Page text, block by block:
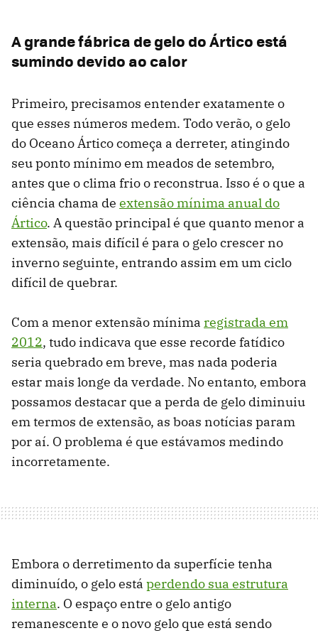
A grande fábrica de gelo do Ártico está
sumindo devido ao calor
Primeiro, precisamos entender exatamente o
que esses números medem. Todo verão, o gelo
do Oceano Ártico começa a derreter, atingindo
seu ponto mínimo em meados de setembro,
antes que o clima frio o reconstrua. Isso é o que a
ciência chama de extensão mínima anual do
Ártico. A questão principal é que quanto menor a
extensão, mais difícil é para o gelo crescer no
inverno seguinte, entrando assim em um ciclo
difícil de quebrar.
Com a menor extensão mínima registrada em
2012, tudo indicava que esse recorde fatídico
seria quebrado em breve, mas nada poderia
estar mais longe da verdade. No entanto, embora
possamos destacar que a perda de gelo diminuiu
em termos de extensão, as boas notícias param
por aí. O problema é que estávamos medindo
incorretamente.
Embora o derretimento da superfície tenha
diminuído, o gelo está perdendo sua estrutura
interna. O espaço entre o gelo antigo
remanescente e o novo gelo que está sendo